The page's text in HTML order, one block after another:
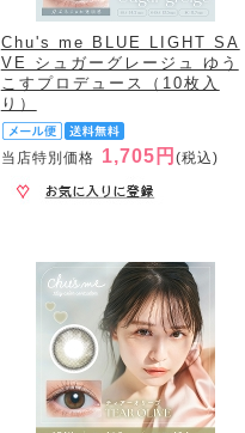
Chu's me BLUE LIGHT SA
VE シュガーグレージュ ゆう
こすプロデュース（10枚入
り）
当店特別価格 1,705円 (税込)